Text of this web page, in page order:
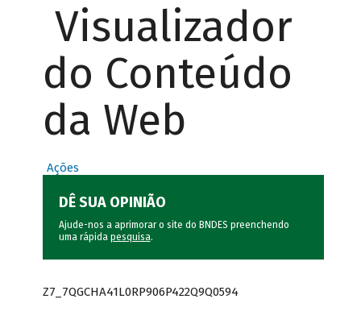
Visualizador
do Conteúdo
da Web
Ações
DÊ SUA OPINIÃO
Ajude-nos a aprimorar o site do BNDES preenchendo
uma rápida pesquisa.
Z7_7QGCHA41L0RP906P422Q9Q0594